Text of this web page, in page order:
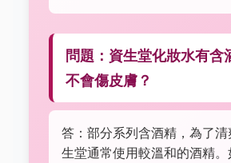
問題：資生堂化妝水有含
不會傷皮膚？
答：部分系列含酒精，為了
生堂通常使用較溫和的酒精